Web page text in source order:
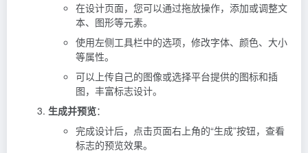
在设计页面，您可以通过拖放操作，添加或调整文
本、图形等元素。
使用左侧工具栏中的选项，修改字体、颜色、大小
等属性。
可以上传自己的图像或选择平台提供的图标和插
图，丰富标志设计。
生成并预览：
完成设计后，点击页面右上角的“生成”按钮，查看
标志的预览效果。